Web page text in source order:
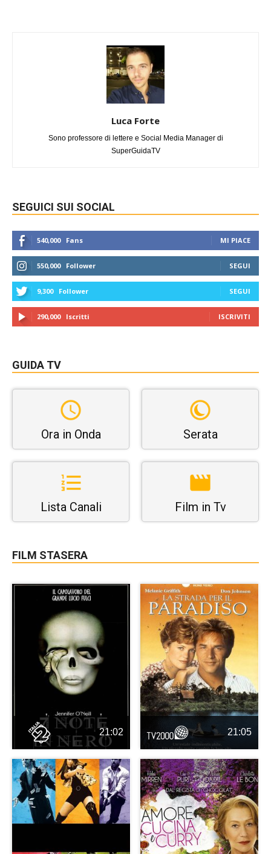
Luca Forte
Sono professore di lettere e Social Media Manager di
SuperGuidaTV
SEGUICI SUI SOCIAL
540,000 Fans MI PIACE
550,000 Follower SEGUI
9,300 Follower SEGUI
290,000 Iscritti ISCRIVITI
GUIDA TV
Ora in Onda Serata
Lista Canali Film in Tv
FILM STASERA
21:02 21:05